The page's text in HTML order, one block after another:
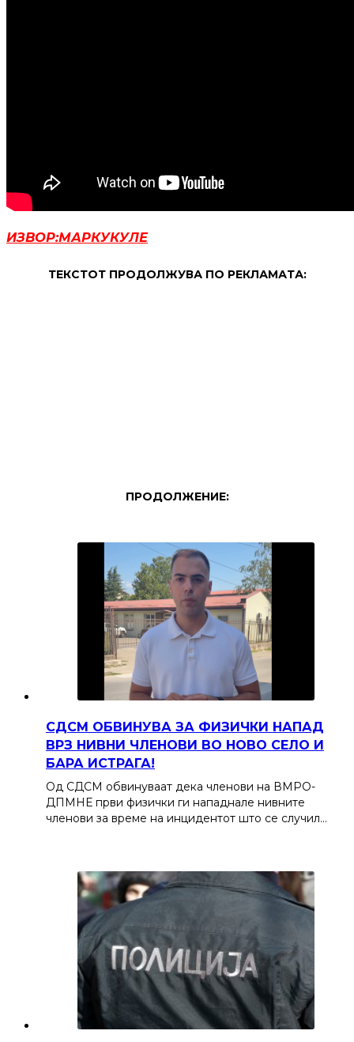
ИЗВОР:МАРКУКУЛЕ
ТЕКСТОТ ПРОДОЛЖУВА ПО РЕКЛАМАТА:
ПРОДОЛЖЕНИЕ:
СДСМ ОБВИНУВА ЗА ФИЗИЧКИ НАПАД
ВРЗ НИВНИ ЧЛЕНОВИ ВО НОВО СЕЛО И
БАРА ИСТРАГА!
Од СДСМ обвинуваат дека членови на ВМРО-
ДПМНЕ први физички ги нападнале нивните
членови за време на инцидентот што се случил…